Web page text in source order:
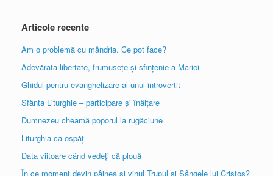
Articole recente
Am o problemă cu mândria. Ce pot face?
Adevărata libertate, frumusețe și sfințenie a Mariei
Ghidul pentru evanghelizare al unui introvertit
Sfânta Liturghie – participare și înălțare
Dumnezeu cheamă poporul la rugăciune
Liturghia ca ospăț
Data viitoare când vedeți că plouă
În ce moment devin pâinea și vinul Trupul și Sângele lui Cristos?